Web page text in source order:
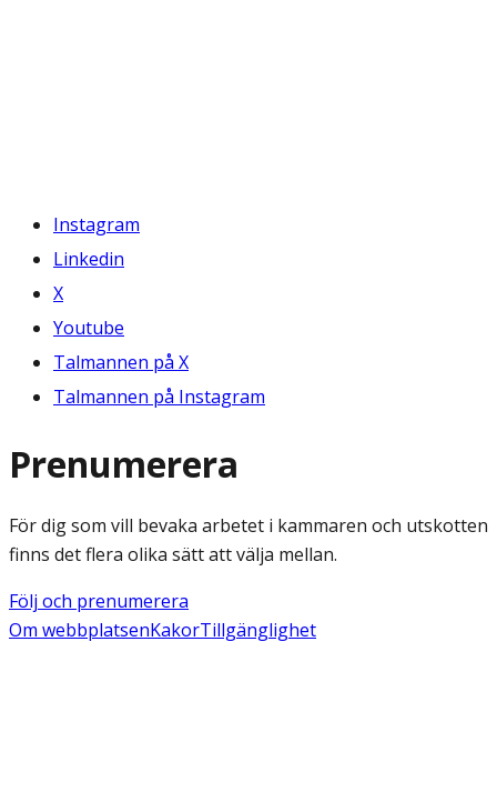
Instagram
Linkedin
X
Youtube
Talmannen på X
Talmannen på Instagram
Prenumerera
För dig som vill bevaka arbetet i kammaren och utskotten
finns det flera olika sätt att välja mellan.
Följ och prenumerera
Om webbplatsenKakorTillgänglighet